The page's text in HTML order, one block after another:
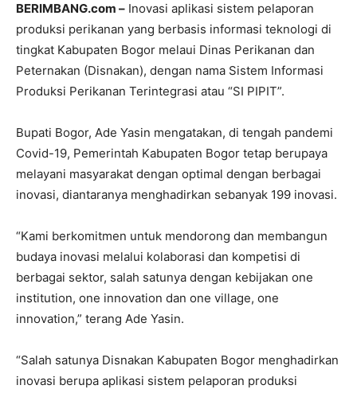
BERIMBANG.com – Inovasi aplikasi sistem pelaporan
produksi perikanan yang berbasis informasi teknologi di
tingkat Kabupaten Bogor melaui Dinas Perikanan dan
Peternakan (Disnakan), dengan nama Sistem Informasi
Produksi Perikanan Terintegrasi atau “SI PIPIT”.
Bupati Bogor, Ade Yasin mengatakan, di tengah pandemi
Covid-19, Pemerintah Kabupaten Bogor tetap berupaya
melayani masyarakat dengan optimal dengan berbagai
inovasi, diantaranya menghadirkan sebanyak 199 inovasi.
“Kami berkomitmen untuk mendorong dan membangun
budaya inovasi melalui kolaborasi dan kompetisi di
berbagai sektor, salah satunya dengan kebijakan one
institution, one innovation dan one village, one
innovation,” terang Ade Yasin.
“Salah satunya Disnakan Kabupaten Bogor menghadirkan
inovasi berupa aplikasi sistem pelaporan produksi